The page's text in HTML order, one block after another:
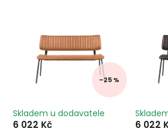
–25 %
Skladem u dodavatele
6 022 Kč 6 022